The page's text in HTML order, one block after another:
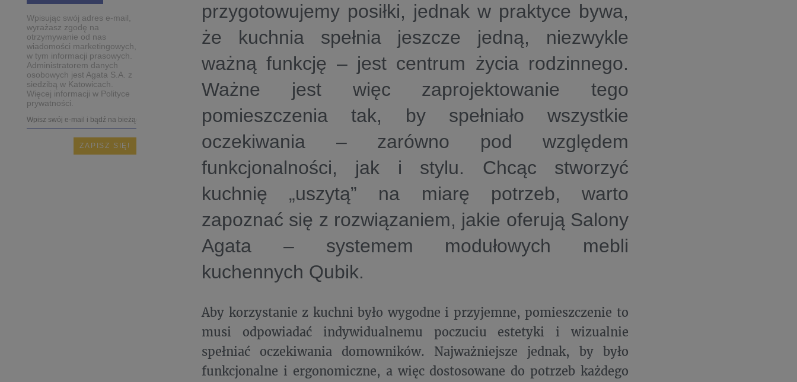
Wpisując swój adres e-mail,
wyrażasz zgodę na
otrzymywanie od nas
wiadomości marketingowych,
w tym informacji prasowych.
Administratorem danych
osobowych jest Agata S.A. z
siedzibą w Katowicach.
Więcej informacji w Polityce
prywatności.
przygotowujemy posiłki, jednak w praktyce bywa,
że kuchnia spełnia jeszcze jedną, niezwykle
ważną funkcję – jest centrum życia rodzinnego.
Ważne jest więc zaprojektowanie tego
pomieszczenia tak, by spełniało wszystkie
oczekiwania – zarówno pod względem
funkcjonalności, jak i stylu. Chcąc stworzyć
kuchnię „uszytą” na miarę potrzeb, warto
zapoznać się z rozwiązaniem, jakie oferują Salony
Agata – systemem modułowych mebli
kuchennych Qubik.
Aby korzystanie z kuchni było wygodne i przyjemne, pomieszczenie to
musi odpowiadać indywidualnemu poczuciu estetyki i wizualnie
spełniać oczekiwania domowników. Najważniejsze jednak, by było
funkcjonalne i ergonomiczne, a więc dostosowane do potrzeb każdego